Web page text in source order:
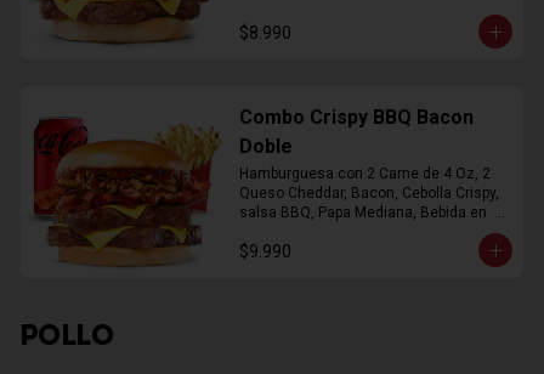
$8.990
Combo Crispy BBQ Bacon
Doble
Hamburguesa con 2 Carne de 4 Oz, 2
Queso Cheddar, Bacon, Cebolla Crispy,
salsa BBQ, Papa Mediana, Bebida en
$9.990
POLLO